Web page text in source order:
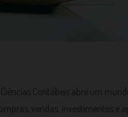
Contábeis abre um
vendas, investimentos e